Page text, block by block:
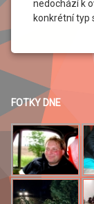
nedochází k
konkrétní typ
FOTKY DNE